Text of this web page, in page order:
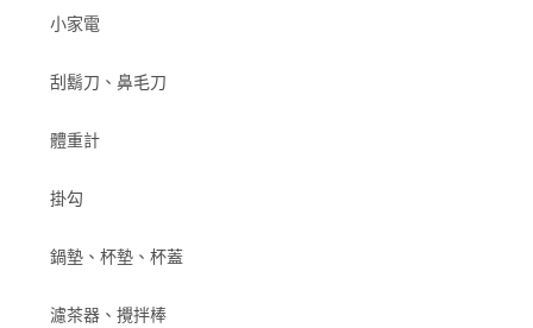
小家電
刮鬍刀、鼻毛刀
體重計
掛勾
鍋墊、杯墊、杯蓋
濾茶器、攪拌棒